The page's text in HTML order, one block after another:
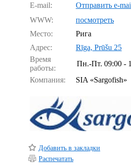
E-mail:
Отправить e-
WWW:
посмотреть
Место:
Рига
Адрес:
Rīga, Prūšu 25
Время
работы:
Пн.-Пт. 09:00 -
Компания:
SIA «Sargofish»
Добавить в закладки
Распечатать